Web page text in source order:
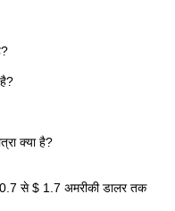
क्या है?
से $ 1.7 अमरीकी डालर तक